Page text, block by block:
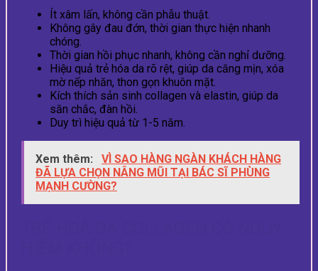
Ít xâm lấn, không cần phẫu thuật.
Không gây đau đớn, thời gian thực hiện nhanh
chóng.
Thời gian hồi phục nhanh, không cần nghỉ dưỡng.
Hiệu quả trẻ hóa da rõ rệt, giúp da căng mịn, xóa
mờ nếp nhăn, thon gọn khuôn mặt.
Kích thích sản sinh collagen và elastin, giúp da
săn chắc, đàn hồi.
Duy trì hiệu quả từ 1-5 năm.
Xem thêm:
VÌ SAO HÀNG NGÀN KHÁCH HÀNG
ĐÃ LỰA CHỌN NÂNG MŨI TẠI BÁC SĨ PHÙNG
MẠNH CƯỜNG?